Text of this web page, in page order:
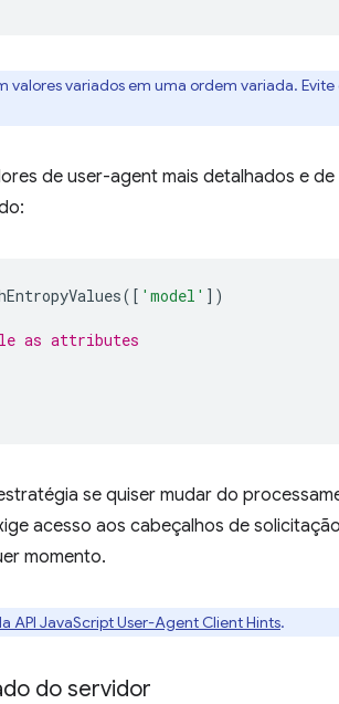
valores variados em uma ordem variada.
de user-agent mais detalhados e
([ 'model' ])
as attributes
se quiser mudar do
acesso aos cabeçalhos de
momento.
API JavaScript User-Agent Client Hints.
do servidor